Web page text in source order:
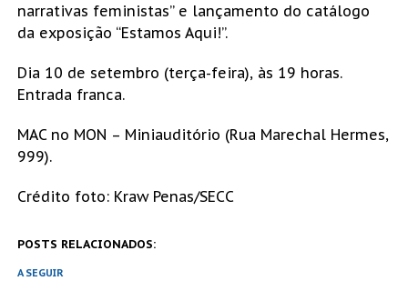
narrativas feministas” e lançamento do catálogo
da exposição “Estamos Aqui!”.
Dia 10 de setembro (terça-feira), às 19 horas.
Entrada franca.
MAC no MON – Miniauditório (Rua Marechal Hermes,
999).
Crédito foto: Kraw Penas/SECC
POSTS RELACIONADOS:
A SEGUIR